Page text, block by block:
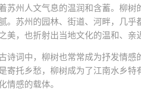
苏州人文气息的温润和含蓄。柳
。苏州的园林、街道、河畔，几乎
美，也折射出当地文化的温和、亲
诗词中，柳树也常常成为抒发情
寄托乡愁，柳树成为了江南水乡
情感的载体。